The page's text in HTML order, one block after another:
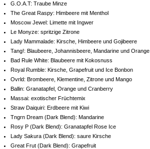
G.O.A.T: Traube Minze
The Great Raspy: Himbeere mit Menthol
Moscow Jewel: Limette mit Ingwer
Le Monyze: spritzige Zitrone
Lady Mammalade: Kirsche, Himbeere und Gojibeere
Tang!: Blaubeere, Johannisbeere, Mandarine und Orange
Bad Rule White: Blaubeere mit Kokosnuss
Royal Rumble: Kirsche, Grapefruit und Ice Bonbon
Ovrld: Brombeere, Klementine, Zitrone und Mango
Ballin: Granatapfel, Orange und Cranberry
Massai: exotischer Früchtemix
Straw Daiquiri: Erdbeere mit Kiwi
Tngrn Dream (Dark Blend): Mandarine
Rosy P (Dark Blend): Granatapfel Rose Ice
Lady Sakura (Dark Blend): saure Kirsche
Great Frut (Dark Blend): Grapefruit